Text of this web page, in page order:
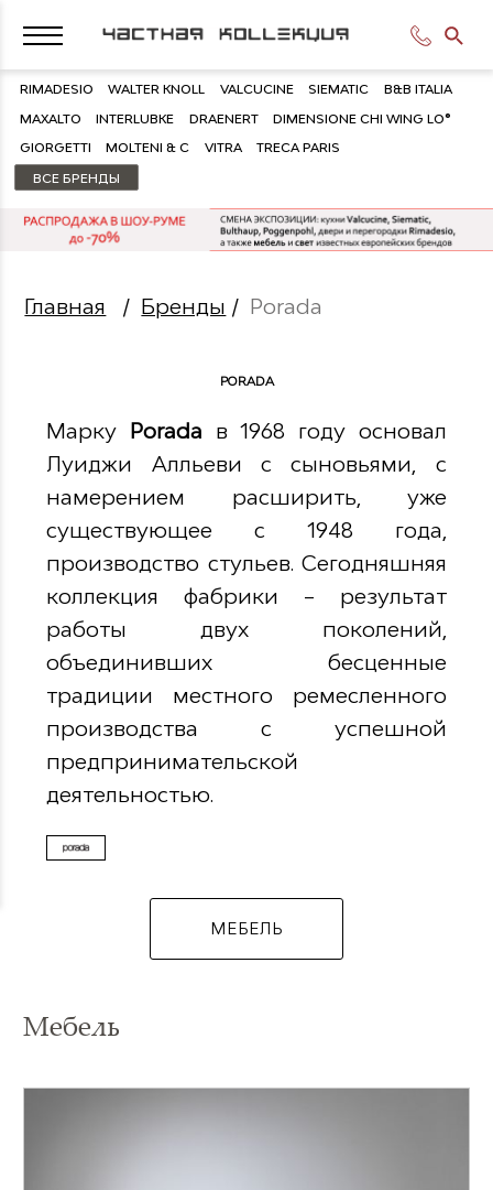
RIMADESIO WALTER KNOLL VALCUCINE SIEMATIC B&B ITALIA
MAXALTO INTERLUBKE DRAENERT DIMENSIONE CHI WING LO®
GIORGETTI MOLTENI & C VITRA TRECA PARIS
ВСЕ БРЕНДЫ
Главная / Бренды / Porada
PORADA
Марку Porada в 1968 году основал
Луиджи Алльеви с сыновьями, с
намерением расширить, уже
существующее с 1948 года,
производство стульев. Сегодняшняя
коллекция фабрики – результат
работы двух поколений,
объединивших бесценные
традиции местного ремесленного
производства с успешной
предпринимательской
деятельностью.
МЕБЕЛЬ
Мебель